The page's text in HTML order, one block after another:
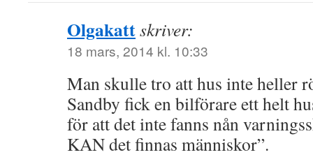
Olgakattskriver:
18 mars, 2014 kl. 10:33
Man skulle tro att hus inte heller
Sandby fick en bilförare ett helt
för att det inte fanns nån
KAN det finnas människor”.